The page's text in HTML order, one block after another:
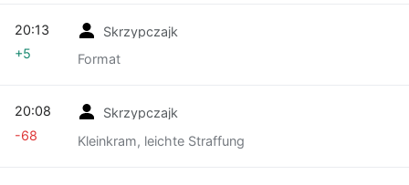
Skrzypczajk
Format
20:13
+5
Skrzypczajk
Kleinkram, leichte Straffung
20:08
-68